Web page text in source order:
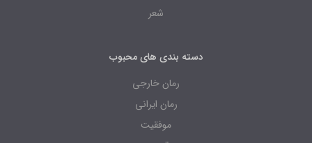
دسته بندی های محبوب
رمان خارجی
رمان ایرانی